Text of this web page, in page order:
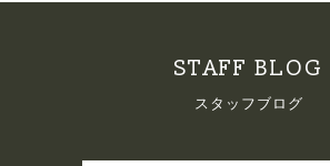
STAFF BLOG
スタッフブログ